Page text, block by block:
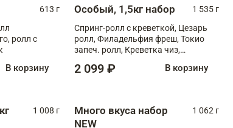
613 г
ролл с
В корзину
Особый, 1,5кг набор
1 535 г
Спринг-ролл с креветкой, Цезарь
ролл, Филадельфия фреш, Токио
запеч. ролл, Креветка чиз,
Флорида
2 099 ₽ В корзину
1 008 г
Много вкуса набор
NEW
1 062 г